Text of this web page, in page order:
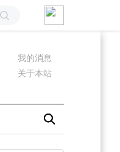
我的消息
关于本站